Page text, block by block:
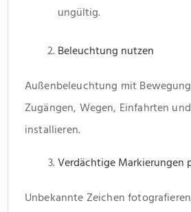
ungültig.
Beleuchtung nutzen
Außenbeleuchtung mit
Zugängen, Wegen, Einfahrten
installieren.
Verdächtige Markierungen
Unbekannte Zeichen